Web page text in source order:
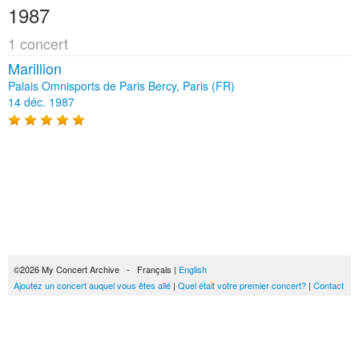
1987
1 concert
Marillion
Palais Omnisports de Paris Bercy, Paris (FR)
14 déc. 1987
©2026 My Concert Archive - Français | English
Ajoutez un concert auquel vous êtes allé | Quel était votre premier concert? | Contact